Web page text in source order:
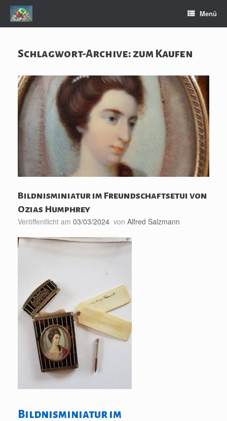
Zum
Inhalt
springen
Menü
Schlagwort-Archive: zum Kaufen
Bildnisminiatur im Freundschaftsetui von
Ozias Humphrey
Veröffentlicht am 03/03/2024 von Alfred Salzmann
Bildnisminiatur im